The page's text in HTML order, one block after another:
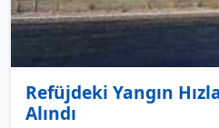
Refüjdeki Yangın
Alındı